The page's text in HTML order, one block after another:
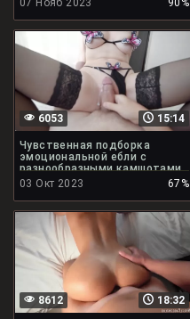
07 Нояб 2023
90%
15:14
6053
Чувственная подборка
эмоциональной ебли с
разнообразными камшотами
03 Окт 2023
67%
18:32
8612